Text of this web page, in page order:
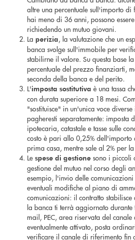
altre una percentuale sull'importo di
hai meno di 36 anni, possono
richiedendo un mutuo giovani.
La perizia, la valutazione che un
banca svolge sull'immobile per
stabilirne il valore. Su questa base
percentuale del prezzo finanziarti,
seconda della banca e del perito.
L'imposta sostitutiva è una tassa
con durata superiore a 18 mesi.
"sostituisce" in un'unica voce
pagheresti separatamente: imposta
ipotecaria, catastale e tasse sulle
costo è pari allo 0,25% dell'importo
prima casa, mentre sale al 2% per
Le spese di gestione sono i piccoli
gestione del mutuo nel corso degli
esempio, l'invio delle
eventuali modifiche al piano di
comunicazioni: il contratto
la banca ti terrà aggiornato durante
mail, PEC, area riservata del
eventualmente attivato, posta
verificare il canale di riferimento